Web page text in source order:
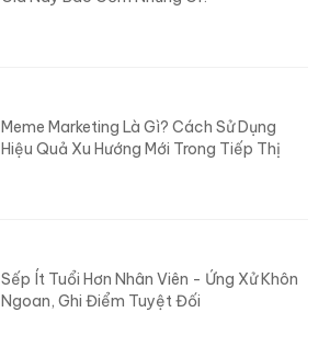
Meme Marketing Là Gì? Cách Sử Dụng
Hiệu Quả Xu Hướng Mới Trong Tiếp Thị
Sếp Ít Tuổi Hơn Nhân Viên - Ứng Xử Khôn
Ngoan, Ghi Điểm Tuyệt Đối